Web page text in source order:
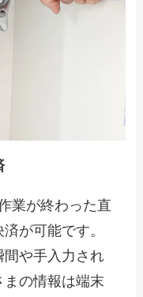
業が終わった直
が可能です。
間や手入力され
の情報は端末